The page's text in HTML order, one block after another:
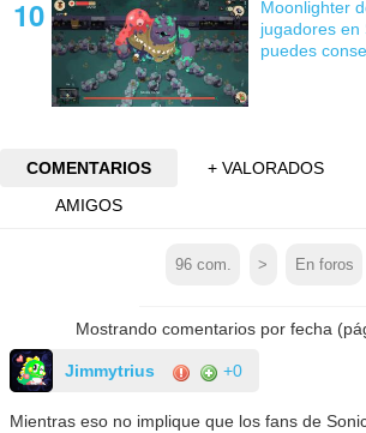
Moonlighter
jugadores en
puedes
COMENTARIOS
+ VALORADOS
AMIGOS
96com. > En foros
Mostrando comentarios por fecha
Jimmytrius +0
Mientras eso no implique que los fans de